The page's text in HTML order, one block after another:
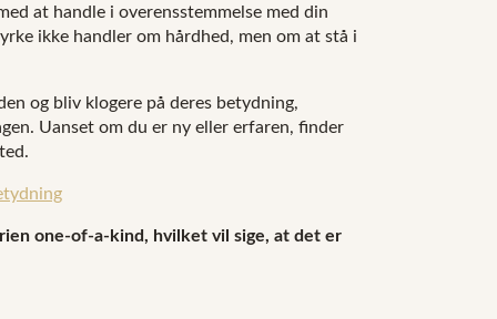
at handle i overensstemmelse med din
ikke handler om hårdhed, men om at stå i
og bliv klogere på deres betydning,
Uanset om du er ny eller erfaren, finder
one-of-a-kind, hvilket vil sige, at det er